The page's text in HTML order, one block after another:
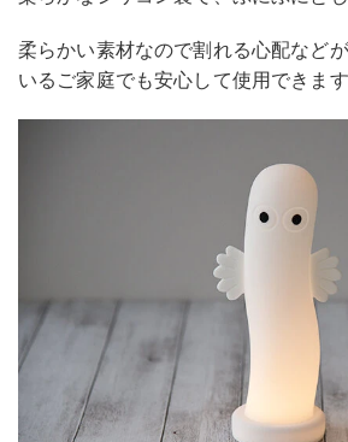
柔らかい素材なので割れる心配など
いるご家庭でも安心して使用できま